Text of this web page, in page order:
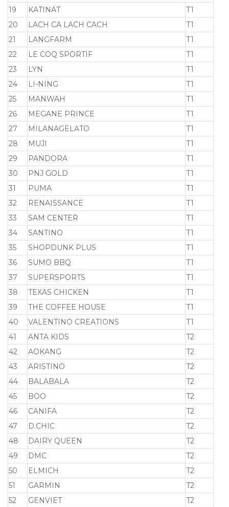
19 KATINAT
T1
20
LACH CA LACH CACH
T1
21
LANGFARM
T1
22
LE COQ SPORTIF
T1
23
LYN
T1
24
LI-NING
T1
25
MANWAH
T1
26
MEGANE PRINCE
T1
27
MILANAGELATO
T1
28
MUJI
T1
29
PANDORA
T1
30
PNJ GOLD
T1
31
PUMA
T1
32
RENAISSANCE
T1
33
SAM CENTER
T1
34
SANTINO
T1
35
SHOPDUNK PLUS
T1
36
SUMO BBQ
T1
37
SUPERSPORTS
T1
38
TEXAS CHICKEN
T1
39
THE COFFEE HOUSE
T1
40
VALENTINO CREATIONS
T1
41
ANTA KIDS
T2
42
AOKANG
T2
43
ARISTINO
T2
44
BALABALA
T2
45
BOO
T2
46
CANIFA
T2
47
D.CHIC
T2
48
DAIRY QUEEN
T2
49
DMC
T2
50
ELMICH
T2
51
GARMIN
T2
52
GENVIET
T2